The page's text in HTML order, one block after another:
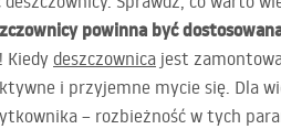
powinna być
Kiedy deszczownica jest
i przyjemne mycie się. Dla
– rozbieżność w tych